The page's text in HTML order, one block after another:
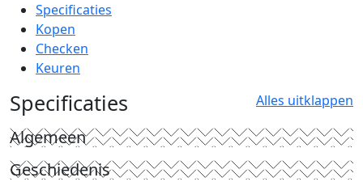
Specificaties
Kopen
Checken
Keuren
Specificaties Alles uitklappen
Algemeen
Geschiedenis